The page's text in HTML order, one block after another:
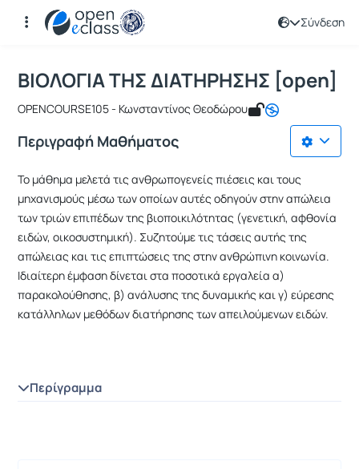
Σύνδεση
Αρχική Σελίδα
Μάθημα : ΒΙΟΛΟΓΙΑ ΤΗΣ
Κωδικός : OPENCOURSE105
ΒΙΟΛΟΓΙΑ ΤΗΣ ΔΙΑΤΗΡΗΣΗΣ [open]
OPENCOURSE105 - Κωνσταντίνος Θεοδώρου
Περιγραφή Μαθήματος
Το μάθημα μελετά τις ανθρωπογενείς πιέσεις και τους
μηχανισμούς μέσω των οποίων αυτές οδηγούν στην απώλεια
των τριών επιπέδων της βιοποικιλότητας (γενετική, αφθονία
ειδών, οικοσυστημική). Συζητούμε τις τάσεις αυτής της
απώλειας και τις επιπτώσεις της στην ανθρώπινη κοινωνία.
Ιδιαίτερη έμφαση δίνεται στα ποσοτικά εργαλεία α)
παρακολούθησης, β) ανάλυσης της δυναμικής και γ) εύρεσης
κατάλληλων μεθόδων διατήρησης των απειλούμενων ειδών.
Περίγραμμα